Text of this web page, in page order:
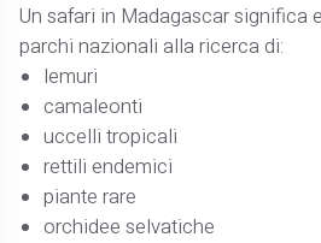
Un safari in Madagascar significa
parchi nazionali alla ricerca di:
lemuri
camaleonti
uccelli tropicali
rettili endemici
piante rare
orchidee selvatiche